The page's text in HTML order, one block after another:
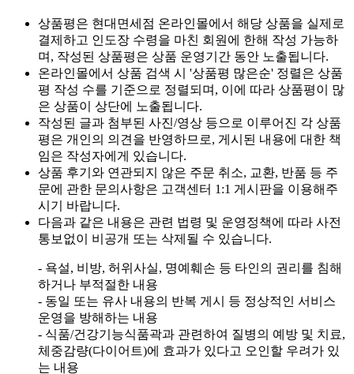
상품평은 현대면세점 온라인몰에서 해당 상품을 실제로
결제하고 인도장 수령을 마친 회원에 한해 작성 가능하
며, 작성된 상품평은 상품 운영기간 동안 노출됩니다.
온라인몰에서 상품 검색 시 '상품평 많은순' 정렬은 상품
평 작성 수를 기준으로 정렬되며, 이에 따라 상품평이 많
은 상품이 상단에 노출됩니다.
작성된 글과 첨부된 사진/영상 등으로 이루어진 각 상품
평은 개인의 의견을 반영하므로, 게시된 내용에 대한 책
임은 작성자에게 있습니다.
상품 후기와 연관되지 않은 주문 취소, 교환, 반품 등 주
문에 관한 문의사항은 고객센터 1:1 게시판을 이용해주
시기 바랍니다.
다음과 같은 내용은 관련 법령 및 운영정책에 따라 사전
통보없이 비공개 또는 삭제될 수 있습니다.
- 욕설, 비방, 허위사실, 명예훼손 등 타인의 권리를 침해
하거나 부적절한 내용
- 동일 또는 유사 내용의 반복 게시 등 정상적인 서비스
운영을 방해하는 내용
- 식품/건강기능식품곽과 관련하여 질병의 예방 및 치료,
체중감량(다이어트)에 효과가 있다고 오인할 우려가 있
는 내용